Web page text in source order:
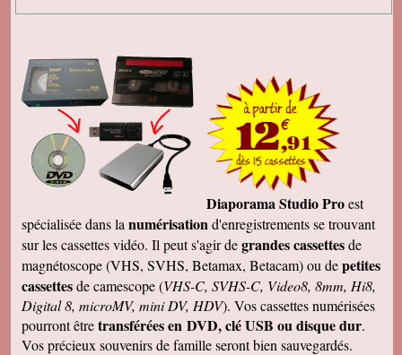
Diaporama Studio Proest
spécialisée dans la numérisationd'enregistrements se trouvant
sur les cassettes vidéo. Il peut s'agir degrandes cassettesde
magnétoscope (VHS, SVHS, Betamax, Betacam) ou depetites
cassettesde camescope (VHS-C, SVHS-C, Video8, 8mm, Hi8,
Digital 8, microMV, mini DV, HDV). Vos cassettes numérisées
pourront êtretransférées en DVD, clé USB ou disque dur.
Vos précieux souvenirs de famille seront bien sauvegardés.